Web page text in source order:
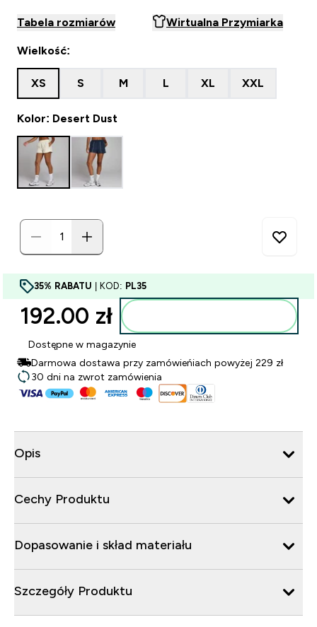
Tabela rozmiarów Wirtualna Przymiarka
Wielkość:
XS S M L XL XXL
Kolor: Desert Dust
35% RABATU | KOD: PL35
192.00 zł‎
Dostępne w magazynie
Darmowa dostawa przy zamówieńiach powyżej 229 zł
30 dni na zwrot zamówienia
Opis
Cechy Produktu
Dopasowanie i skład materiału
Szczegóły Produktu